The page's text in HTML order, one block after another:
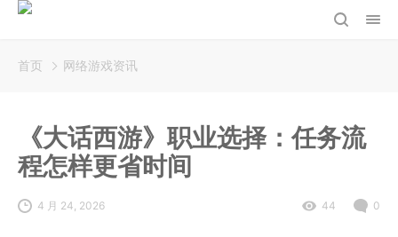
首页 网络游戏资讯
《大话西游》职业选择：任务流
程怎样更省时间
4 月 24, 2026 44 0